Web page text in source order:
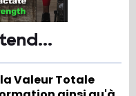
la Valeur Totale